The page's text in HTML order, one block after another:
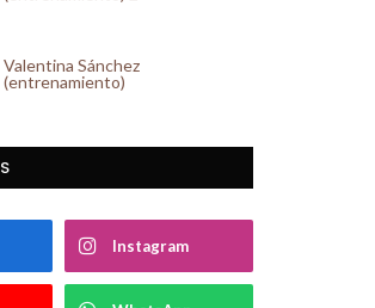
Valentina Sánchez
(entrenamiento)
Instagram